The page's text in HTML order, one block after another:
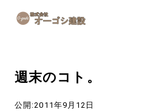
手しごと
週末のコト。
公開:2011年9月12日